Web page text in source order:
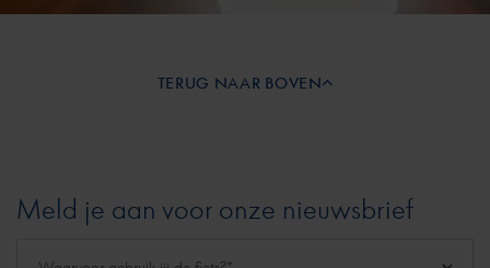
Meld je aan voor onze nieuwsbrief
TERUG NAAR BOVEN